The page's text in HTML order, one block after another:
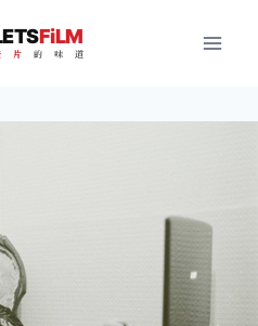
FiLM
片 的 味 道